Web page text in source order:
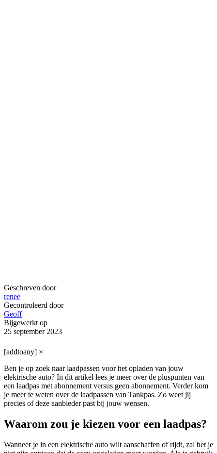
Geschreven door
renee
Gecontroleerd door
Geoff
Bijgewerkt op
25 september 2023
[addtoany] ×
Ben je op zoek naar laadpassen voor het opladen van jouw
elektrische auto? In dit artikel lees je meer over de pluspunten van
een laadpas met abonnement versus geen abonnement. Verder kom
je meer te weten over de laadpassen van Tankpas. Zo weet jij
precies of deze aanbieder past bij jouw wensen.
Waarom zou je kiezen voor een laadpas?
Wanneer je in een elektrische auto wilt aanschaffen of rijdt, zal het je